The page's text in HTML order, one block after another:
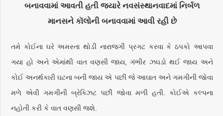
બનાવવામાં આવતી હતી જ્યારે નવસંસ્થાનવાદમાં નિર્બળ
માનસને કૉલોની બનાવવામાં આવી રહી છે
તમે કોઈના ઘરે અમસ્તા થોડી નારાજગી પ્રગટ કરવા કે ઠપકો આપવા
ગયા હો અને એમાંથી વાત વણસી જાય, ગંભીર ઝઘડો થઈ જાય અને
કોઈ અનર્થકારી ઘટના બની જાય એ પછી જે આઘાત અને ગમગીની જોવા
મળે એવી ગમગીની બ્રેક્ઝિટ પછી જોવા મળી હતી. કોઈએ કલ્પના
નહોતી કરી કે વાત વણસી જશે.